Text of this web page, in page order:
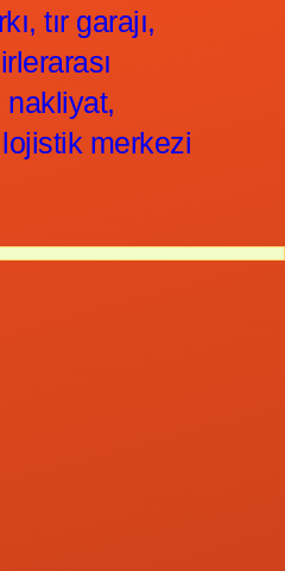
tır garajı,
merkezi